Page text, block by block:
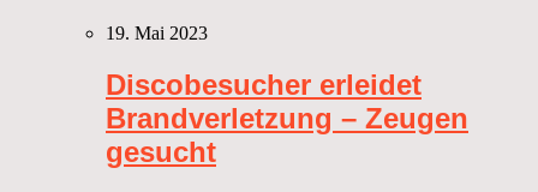
19. Mai 2023
Discobesucher erleidet
Brandverletzung – Zeugen
gesucht